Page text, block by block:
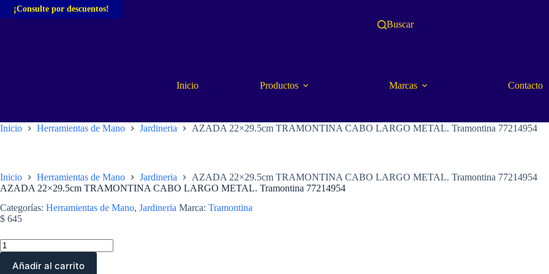
Saltar
al
Buscar
Inicio Productos Marcas Contacto
Inicio Herramientas de Mano Jardineria AZADA 22×29.5cm TRAMONTINA CABO LARGO METAL. Tramontina 77214954
¡Consulte por descuentos!
Inicio Herramientas de Mano Jardineria
AZADA 22×29.5cm TRAMONTINA CABO LARGO METAL. Tramontina 77214954
AZADA 22×29.5cm TRAMONTINA CABO LARGO METAL. Tramontina 77214954
Categorías: Herramientas de Mano, Jardineria Marca: Tramontina
$ 645
AZADA
22x29.5cm
TRAMONTINA
Añadir al carrito